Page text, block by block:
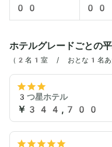
00
00
ホテルグレードごとの
（2名1室 / おとな1名あ
3つ星ホテル
￥344,700